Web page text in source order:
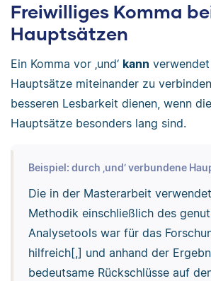
Freiwilliges Komma
Hauptsätzen
Ein Komma vor ‚und‘ kann
Hauptsätze miteinander zu
besseren Lesbarkeit dienen, wenn
Hauptsätze besonders lang sind.
Beispiel: durch ‚und‘ verbundene
Die in der Masterarbeit
Methodik einschließlich des
Analysetools war für das
hilfreich[,] und anhand der
bedeutsame Rückschlüsse auf